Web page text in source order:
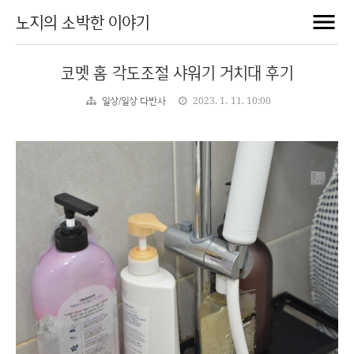
노지의 소박한 이야기
코멧 홈 각도조절 샤워기 거치대 후기
일상/일상 다반사 2023. 1. 11. 10:00